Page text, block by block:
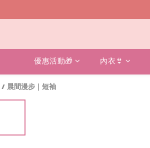
優惠活動🎁 內衣👙
/晨間漫步｜短袖